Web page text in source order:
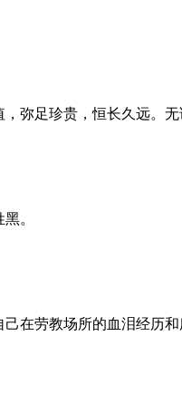
弥足珍贵，恒长久远。
。
在劳教场所的血泪经历